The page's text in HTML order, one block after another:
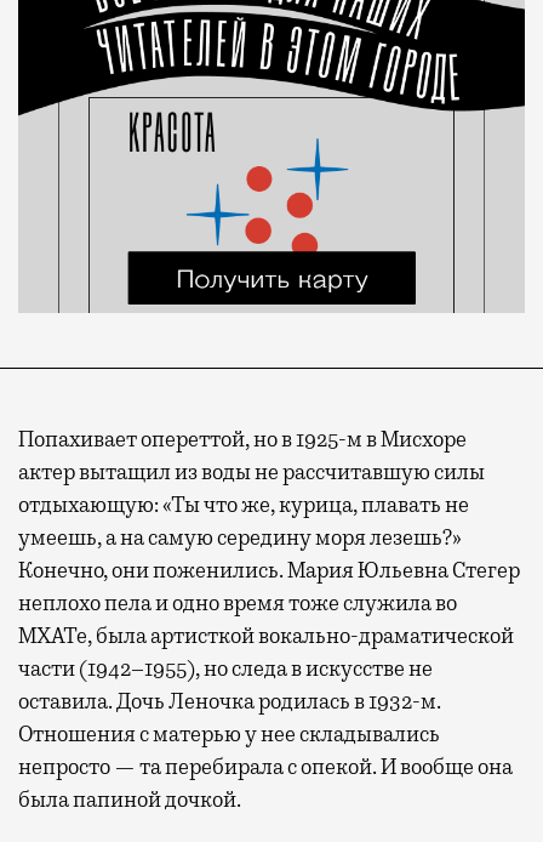
Попахивает опереттой, но в 1925-м в Мисхоре
актер вытащил из воды не рассчитавшую силы
отдыхающую: «Ты что же, курица, плавать не
умеешь, а на самую середину моря лезешь?»
Конечно, они поженились. Мария Юльевна Стегер
неплохо пела и одно время тоже служила во
МХАТе, была артисткой вокально-драматической
части (1942–1955), но следа в искусстве не
оставила. Дочь Леночка родилась в 1932-м.
Отношения с матерью у нее складывались
непросто — та перебирала с опекой. И вообще она
была папиной дочкой.